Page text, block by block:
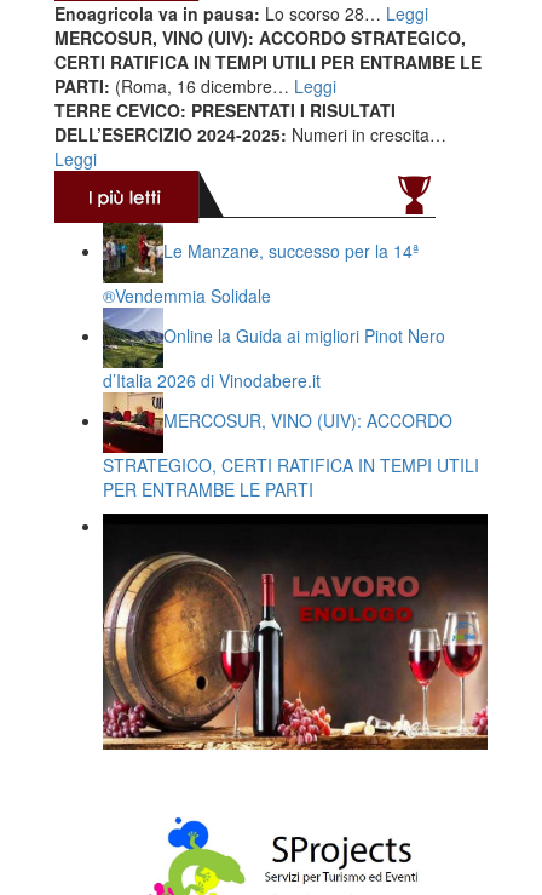
Enoagricola va in pausa: Lo scorso 28… Leggi
MERCOSUR, VINO (UIV): ACCORDO STRATEGICO,
CERTI RATIFICA IN TEMPI UTILI PER ENTRAMBE LE
PARTI: (Roma, 16 dicembre… Leggi
TERRE CEVICO: PRESENTATI I RISULTATI
DELL’ESERCIZIO 2024-2025: Numeri in crescita…
Leggi
Le Manzane, successo per la 14ª
®️Vendemmia Solidale
Online la Guida ai migliori Pinot Nero
d’Italia 2026 di Vinodabere.it
MERCOSUR, VINO (UIV): ACCORDO
STRATEGICO, CERTI RATIFICA IN TEMPI UTILI
PER ENTRAMBE LE PARTI